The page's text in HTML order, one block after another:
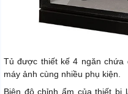
Tủ được thiết kế 4 ngăn chứa
máy ảnh cùng nhiều phụ kiện.
Biên độ chỉnh ẩm của thiết